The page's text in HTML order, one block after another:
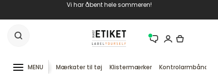
Vi har åbent hele sommeren!
MENU Mærkater til tøj Klistermærker Kontrolarmbånd